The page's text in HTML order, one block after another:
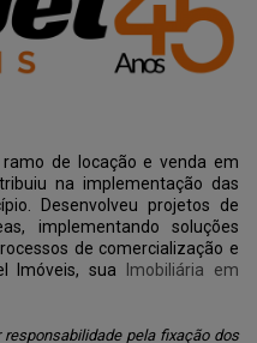
de locação e venda em
na implementação das
Desenvolveu projetos de
implementando soluções
de comercialização e
Imóveis, sua
Imobiliária em
pela fixação dos